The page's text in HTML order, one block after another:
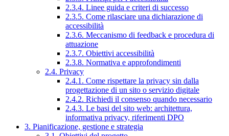
2.3.4. Linee guida e criteri di successo
2.3.5. Come rilasciare una dichiarazione di
accessibilità
2.3.6. Meccanismo di feedback e procedura di
attuazione
2.3.7. Obiettivi accessibilità
2.3.8. Normativa e approfondimenti
2.4. Privacy
2.4.1. Come rispettare la privacy sin dalla
progettazione di un sito o servizio digitale
2.4.2. Richiedi il consenso quando necessario
2.4.3. Le basi del sito web: architettura,
informativa privacy, riferimenti DPO
3. Pianificazione, gestione e strategia